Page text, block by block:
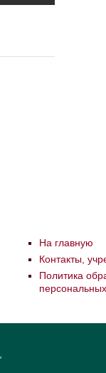
На главную
Контакты,
Политика